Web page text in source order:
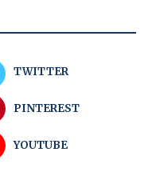
TWITTER
PINTEREST
YOUTUBE